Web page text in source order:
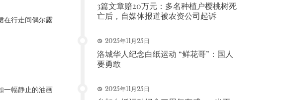
在行走间偶尔露
一幅静止的油画
3篇文章赔20万元：多名种植户樱桃树死
亡后，自媒体报道被农资公司起诉
2025年11月25日
洛城华人纪念白纸运动 “鲜花哥”：国人
要勇敢
2025年11月25日